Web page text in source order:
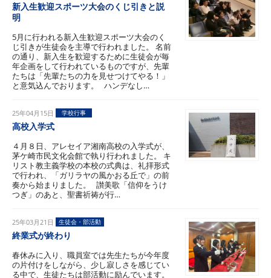
新入生歓迎スポーツ大会のくじ引きと説
明
5月に行われる新入生歓迎スポーツ大会のく
じ引きが生徒会を主導で行われました。 名前
の通り、新入生を歓迎するために生徒会が毎
年企画をして行われているものですが、先輩
たちは「先輩たちの力を見せつけてやる！」
と意気込んでおります。 ハンデなし…
25年04月15日 学校行事
高校入学式
４月８日、アレセイア湘南高校の入学式が、
茅ケ崎市民文化会館で執り行われました。 キ
リスト教主義学校の本校の式典は、礼拝形式
で行われ、「ガリラヤの風かおる丘で」の前
奏から始まりました。 讃美歌「信仰をうけ
つぎ」のあと、聖書祈祷が行…
25年03月21日 生徒会・部活動
終業式が終わり
春休みに入り、職員室では先生たちが今年度
の片付けをしながら、少し寂しさを感じてい
る中で、生徒たちは部活動に励んでいます。